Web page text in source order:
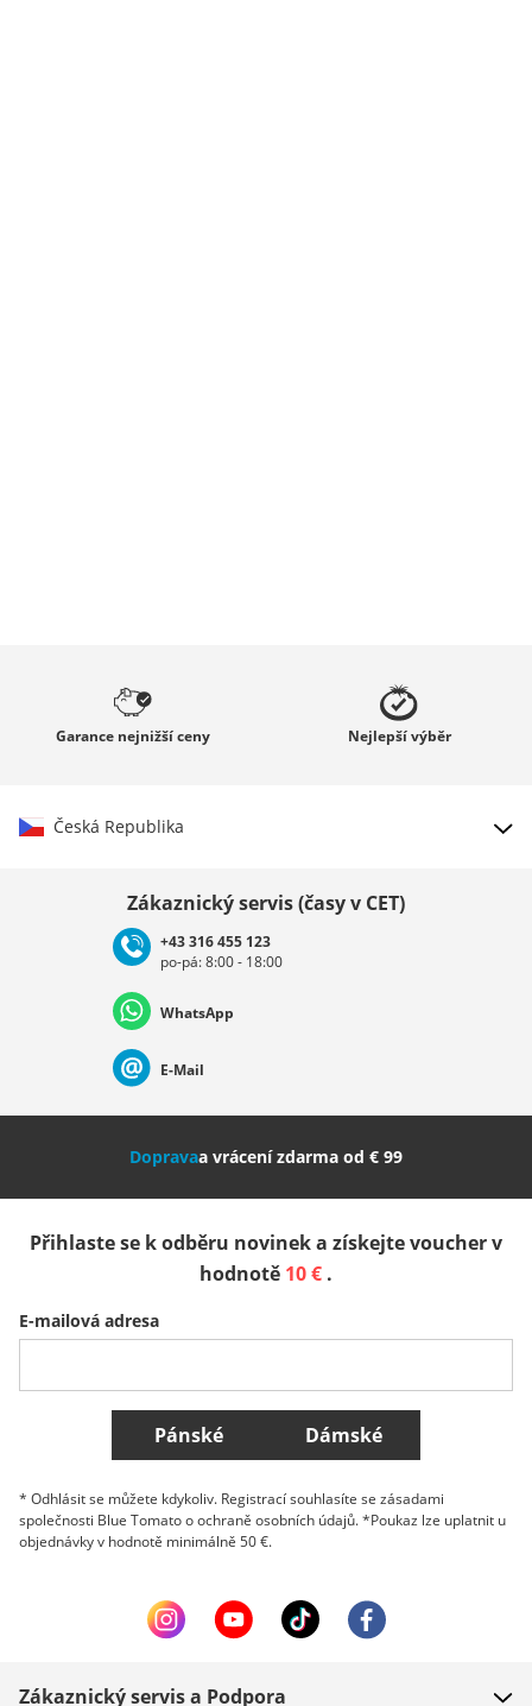
Garance nejnižší ceny Nejlepšívýběr
Česká Republika
Deutschland Österreich
Nederland Italia (Italiano) Italien (Deutsch)
Slovenija
Belgique (Français) Danmark Norge
Všechny země
Zákaznický servis (časy v CET)
+43 316 455 123
po-pá: 8:00 - 18:00
WhatsApp
E-Mail
Dopravaa vrácení zdarma od € 99
Přihlaste se k odběru novinek a získejte voucher v
hodnotě 10 € .
E-mailová adresa
Pánské Dámské
* Odhlásit se můžete kdykoliv. Registrací souhlasíte se zásadami
společnosti Blue Tomato o ochraně osobních údajů. *Poukaz lze uplatnit u
objednávky v hodnotě minimálně 50 €.
Zákaznický servis a Podpora